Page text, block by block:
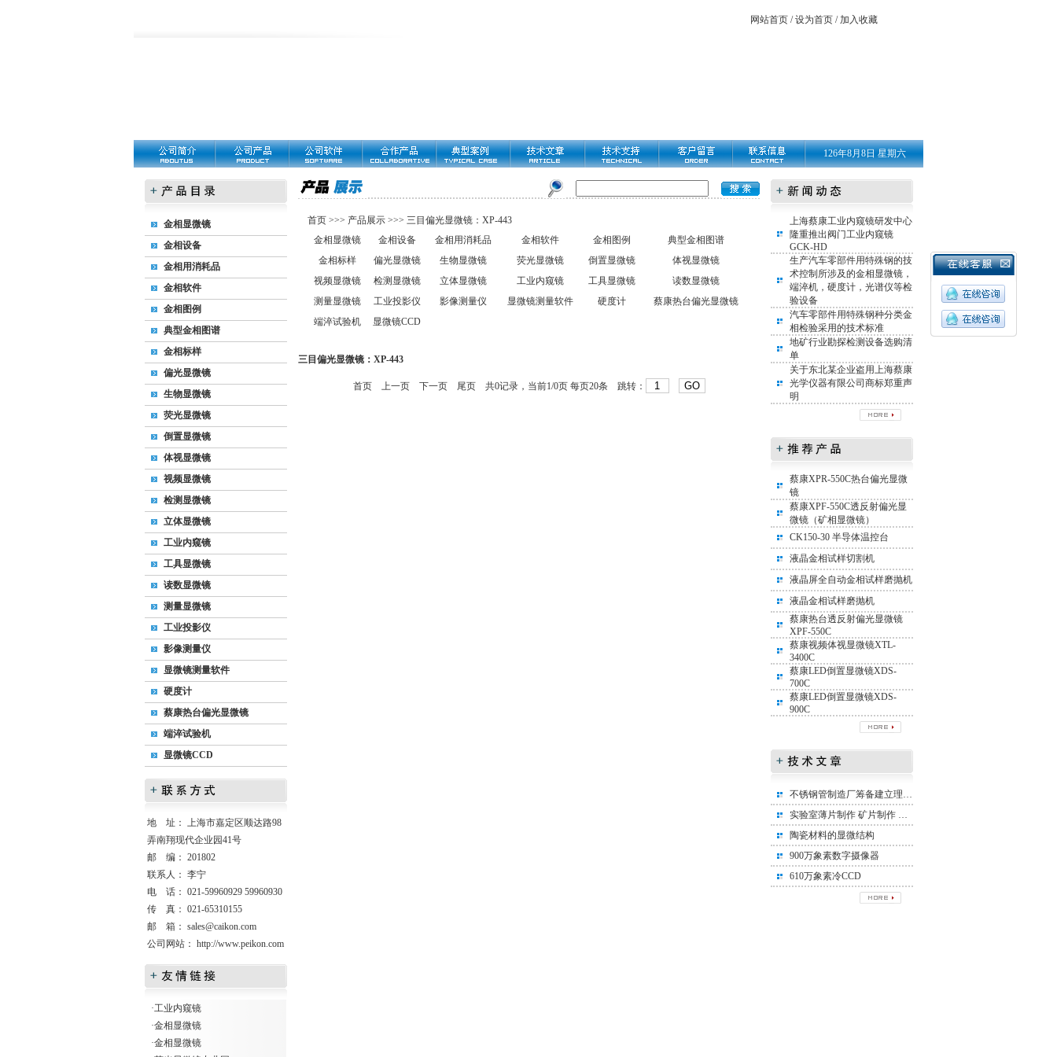
网站首页 /设为首页 /加入收藏
126年8月8日 星期六
金相显微镜
金相设备
金相用消耗品
金相软件
金相图例
典型金相图谱
金相标样
偏光显微镜
生物显微镜
荧光显微镜
倒置显微镜
体视显微镜
视频显微镜
检测显微镜
立体显微镜
工业内窥镜
工具显微镜
读数显微镜
测量显微镜
工业投影仪
影像测量仪
显微镜测量软件
硬度计
蔡康热台偏光显微镜
端淬试验机
显微镜CCD
地 址： 上海市嘉定区顺达路98
弄南翔现代企业园41号
邮 编： 201802
联系人： 李宁
电 话： 021-59960929 59960930
传 真： 021-65310155
邮 箱： sales@caikon.com
公司网站： http://www.peikon.com
·工业内窥镜
·金相显微镜
·金相显微镜
首页 >>> 产品展示 >>> 三目偏光显微镜：XP-443
金相显微镜
金相设备 金相用消耗品 金相软件 金相图例
典型金相图谱
金相标样
偏光显微镜 生物显微镜 荧光显微镜 倒置显微镜
体视显微镜
视频显微镜
检测显微镜 立体显微镜 工业内窥镜 工具显微镜
读数显微镜
测量显微镜
工业投影仪 影像测量仪 显微镜测量软件 硬度计
蔡康热台偏光显微镜
端淬试验机
显微镜CCD
三目偏光显微镜：XP-443
首页 上一页 下一页 尾页共0记录，当前1/0页 每页20条 跳转：
上海蔡康工业内窥镜研发中心
隆重推出阀门工业内窥镜
GCK-HD
生产汽车零部件用特殊钢的技
术控制所涉及的金相显微镜，
端淬机，硬度计，光谱仪等检
验设备
汽车零部件用特殊钢种分类金
相检验采用的技术标准
地矿行业勘探检测设备选购清
单
关于东北某企业盗用上海蔡康
光学仪器有限公司商标郑重声
明
蔡康XPR-550C热台偏光显微
镜
蔡康XPF-550C透反射偏光显
微镜（矿相显微镜）
CK150-30 半导体温控台
液晶金相试样切割机
液晶屏全自动金相试样磨抛机
液晶金相试样磨抛机
蔡康热台透反射偏光显微镜
XPF-550C
蔡康视频体视显微镜XTL-
3400C
蔡康LED倒置显微镜XDS-
700C
蔡康LED倒置显微镜XDS-
900C
不锈钢管制造厂筹备建立理化实验室所需设备清单
实验室薄片制作 矿片制作 矿相标本制作
陶瓷材料的显微结构
900万象素数字摄像器
610万象素冷CCD